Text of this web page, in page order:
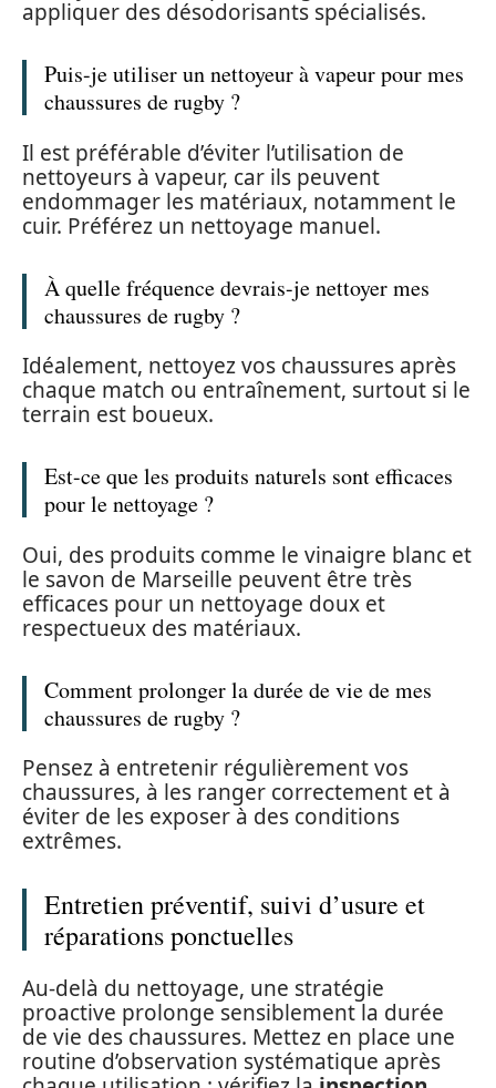
appliquer des désodorisants spécialisés.
Puis-je utiliser un nettoyeur à vapeur pour mes
chaussures de rugby ?
Il est préférable d’éviter l’utilisation de
nettoyeurs à vapeur, car ils peuvent
endommager les matériaux, notamment le
cuir. Préférez un nettoyage manuel.
À quelle fréquence devrais-je nettoyer mes
chaussures de rugby ?
Idéalement, nettoyez vos chaussures après
chaque match ou entraînement, surtout si le
terrain est boueux.
Est-ce que les produits naturels sont efficaces
pour le nettoyage ?
Oui, des produits comme le vinaigre blanc et
le savon de Marseille peuvent être très
efficaces pour un nettoyage doux et
respectueux des matériaux.
Comment prolonger la durée de vie de mes
chaussures de rugby ?
Pensez à entretenir régulièrement vos
chaussures, à les ranger correctement et à
éviter de les exposer à des conditions
extrêmes.
Entretien préventif, suivi d’usure et
réparations ponctuelles
Au-delà du nettoyage, une stratégie
proactive prolonge sensiblement la durée
de vie des chaussures. Mettez en place une
routine d’observation systématique après